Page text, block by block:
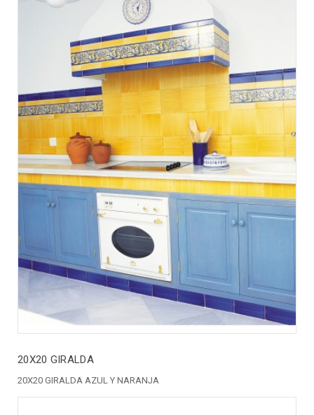
20X20 GIRALDA
20X20 GIRALDA AZUL Y NARANJA